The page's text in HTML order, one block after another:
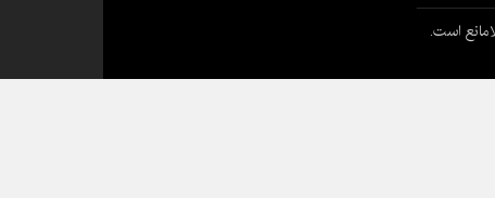
است.